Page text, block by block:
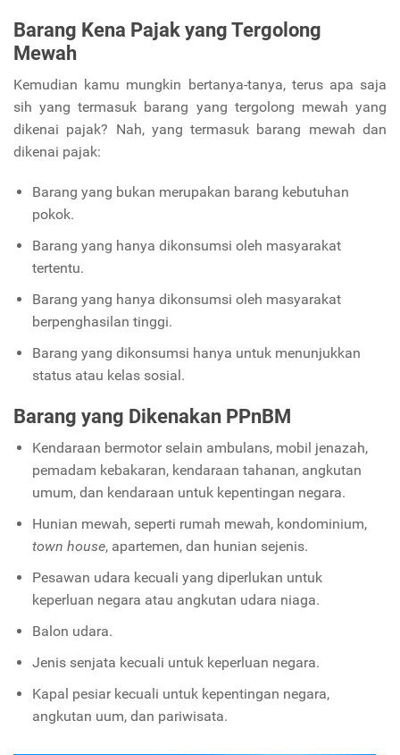
Barang Kena Pajak yang Tergolong
Mewah
Kemudian kamu mungkin bertanya-tanya, terus apa saja
sih yang termasuk barang yang tergolong mewah yang
dikenai pajak? Nah, yang termasuk barang mewah dan
dikenai pajak:
Barang yang bukan merupakan barang kebutuhan
pokok.
Barang yang hanya dikonsumsi oleh masyarakat
tertentu.
Barang yang hanya dikonsumsi oleh masyarakat
berpenghasilan tinggi.
Barang yang dikonsumsi hanya untuk menunjukkan
status atau kelas sosial.
Barang yang Dikenakan PPnBM
Kendaraan bermotor selain ambulans, mobil jenazah,
pemadam kebakaran, kendaraan tahanan, angkutan
umum, dan kendaraan untuk kepentingan negara.
Hunian mewah, seperti rumah mewah, kondominium,
town house, apartemen, dan hunian sejenis.
Pesawan udara kecuali yang diperlukan untuk
keperluan negara atau angkutan udara niaga.
Balon udara.
Jenis senjata kecuali untuk keperluan negara.
Kapal pesiar kecuali untuk kepentingan negara,
angkutan uum, dan pariwisata.